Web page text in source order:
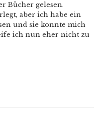
Bücher gelesen.
aber ich habe ein
und sie konnte mich
ich nun eher nicht zu